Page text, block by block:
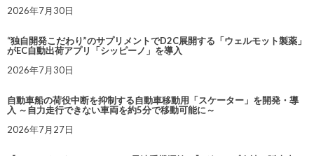
2026年7月30日
“独自開発こだわり”のサプリメントでD2C展開する「ウェルモット製薬」
がEC自動出荷アプリ「シッピーノ」を導入
2026年7月30日
自動車船の荷役中断を抑制する自動車移動用「スケーター」を開発・導
入 ～自力走行できない車両を約5分で移動可能に～
2026年7月27日